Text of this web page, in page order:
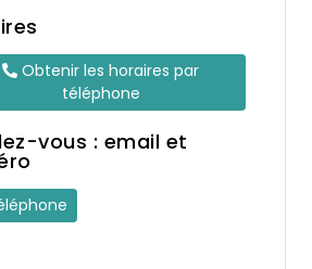
Obtenir les horaires par
téléphone
vous : email et